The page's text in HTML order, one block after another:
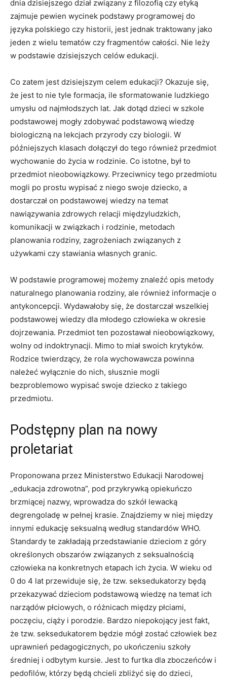
dnia dzisiejszego dział związany z filozofią czy etyką
zajmuje pewien wycinek podstawy programowej do
języka polskiego czy historii, jest jednak traktowany jako
jeden z wielu tematów czy fragmentów całości. Nie leży
w podstawie dzisiejszych celów edukacji.
Co zatem jest dzisiejszym celem edukacji? Okazuje się,
że jest to nie tyle formacja, ile sformatowanie ludzkiego
umysłu od najmłodszych lat. Jak dotąd dzieci w szkole
podstawowej mogły zdobywać podstawową wiedzę
biologiczną na lekcjach przyrody czy biologii. W
późniejszych klasach dołączył do tego również przedmiot
wychowanie do życia w rodzinie. Co istotne, był to
przedmiot nieobowiązkowy. Przeciwnicy tego przedmiotu
mogli po prostu wypisać z niego swoje dziecko, a
dostarczał on podstawowej wiedzy na temat
nawiązywania zdrowych relacji międzyludzkich,
komunikacji w związkach i rodzinie, metodach
planowania rodziny, zagrożeniach związanych z
używkami czy stawiania własnych granic.
W podstawie programowej możemy znaleźć opis metody
naturalnego planowania rodziny, ale również informacje o
antykoncepcji. Wydawałoby się, że dostarczał wszelkiej
podstawowej wiedzy dla młodego człowieka w okresie
dojrzewania. Przedmiot ten pozostawał nieobowiązkowy,
wolny od indoktrynacji. Mimo to miał swoich krytyków.
Rodzice twierdzący, że rola wychowawcza powinna
należeć wyłącznie do nich, słusznie mogli
bezproblemowo wypisać swoje dziecko z takiego
przedmiotu.
Podstępny plan na nowy
proletariat
Proponowana przez Ministerstwo Edukacji Narodowej
„edukacja zdrowotna”, pod przykrywką opiekuńczo
brzmiącej nazwy, wprowadza do szkół lewacką
degrengoladę w pełnej krasie. Znajdziemy w niej między
innymi edukację seksualną według standardów WHO.
Standardy te zakładają przedstawianie dzieciom z góry
określonych obszarów związanych z seksualnością
człowieka na konkretnych etapach ich życia. W wieku od
0 do 4 lat przewiduje się, że tzw. seksedukatorzy będą
przekazywać dzieciom podstawową wiedzę na temat ich
narządów płciowych, o różnicach między płciami,
poczęciu, ciąży i porodzie. Bardzo niepokojący jest fakt,
że tzw. seksedukatorem będzie mógł zostać człowiek bez
uprawnień pedagogicznych, po ukończeniu szkoły
średniej i odbytym kursie. Jest to furtka dla zboczeńców i
pedofilów, którzy będą chcieli zbliżyć się do dzieci,